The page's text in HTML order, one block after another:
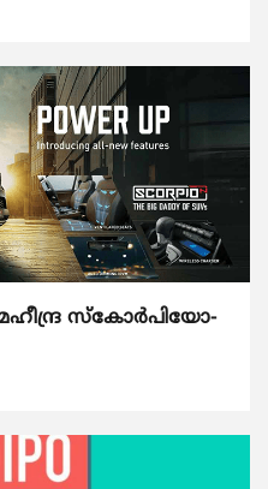
സ്കോർപിയോ-